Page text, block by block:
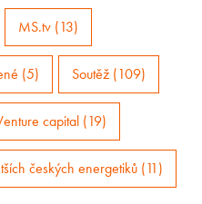
MS.tv (13)
(5) Soutěž (109)
capital (19)
českých energetiků (11)